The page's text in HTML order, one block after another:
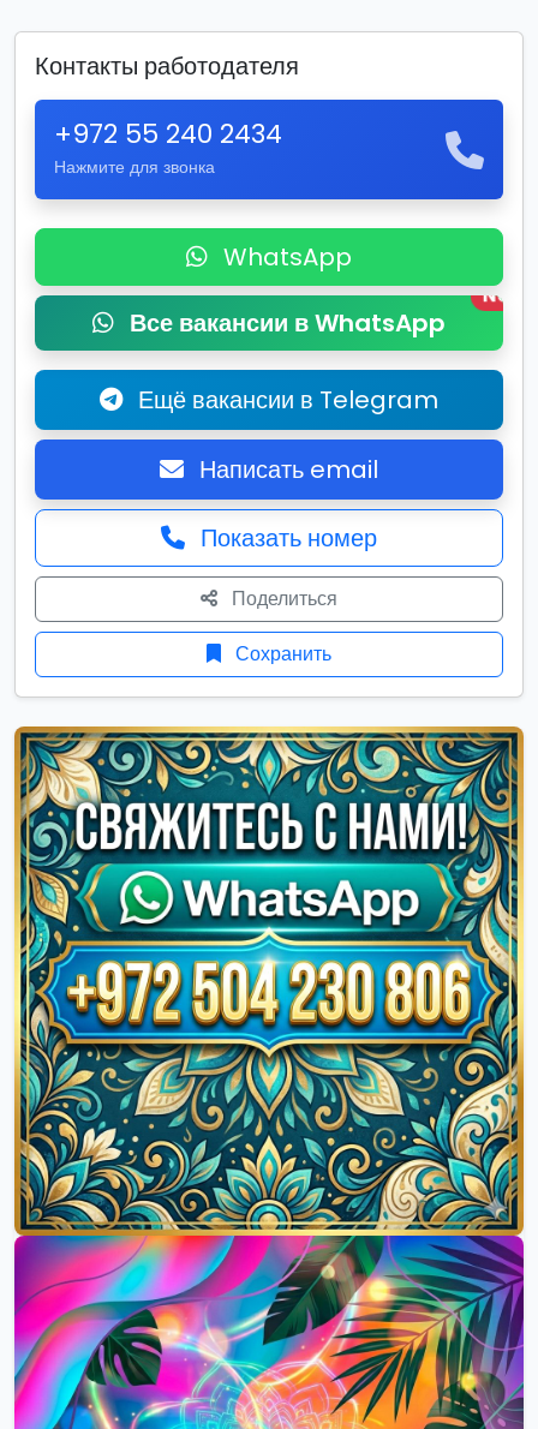
Контакты работодателя
+972 55 240 2434
Нажмите для звонка
WhatsApp
Все вакансии в WhatsApp
New
Ещё вакансии в Telegram
Написать email
Показать номер
Поделиться
Сохранить